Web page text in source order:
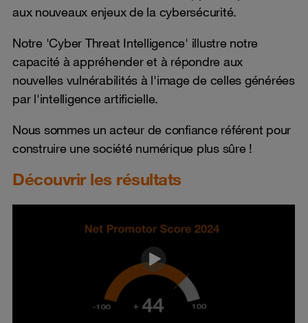
aux nouveaux enjeux de la cybersécurité.
Notre 'Cyber Threat Intelligence' illustre notre
capacité à appréhender et à répondre aux
nouvelles vulnérabilités à l'image de celles générées
par l'intelligence artificielle.
Nous sommes un acteur de confiance référent pour
construire une société numérique plus sûre !
Découvrir les résultats